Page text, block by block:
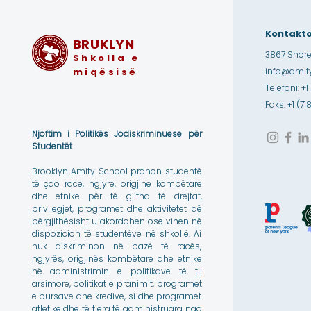
BRUKLYN
Shkolla e
miqësisë
Njoftim i Politikës Jodiskriminuese për
Studentët
Brooklyn Amity School pranon studentë
të çdo race, ngjyre, origjine kombëtare
dhe etnike për të gjitha të drejtat,
privilegjet, programet dhe aktivitetet që
përgjithësisht u akordohen ose vihen në
dispozicion të studentëve në shkollë. Ai
nuk diskriminon në bazë të racës,
ngjyrës, origjinës kombëtare dhe etnike
në administrimin e politikave të tij
arsimore, politikat e pranimit, programet
e bursave dhe kredive, si dhe programet
atletike dhe të tjera të administruara nga
3867
Telefoni: +1
Faks: +1